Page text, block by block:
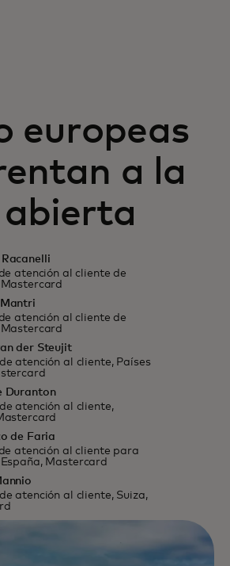
europeas
a la
abierta
atención al cliente de
atención al cliente de
der Steujit
atención al cliente, Países
Duranton
atención al cliente,
de Faria
atención al cliente para
Mastercard
atención al cliente, Suiza,